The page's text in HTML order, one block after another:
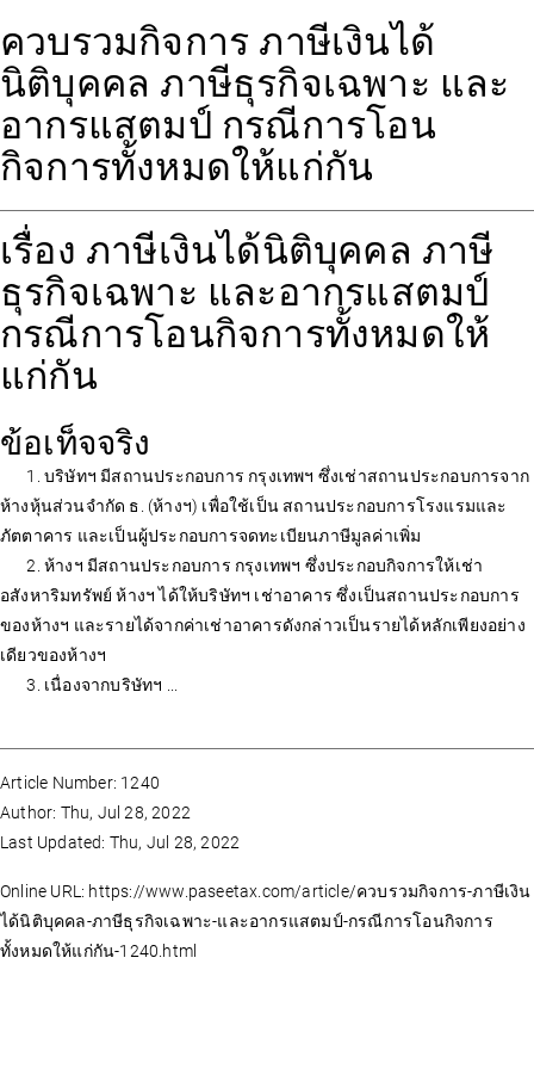
ควบรวมกิจการ ภาษีเงินได้
นิติบุคคล ภาษีธุรกิจเฉพาะ และ
อากรแสตมป์ กรณีการโอน
กิจการทั้งหมดให้แก่กัน
เรื่อง ภาษีเงินได้นิติบุคคล ภาษี
ธุรกิจเฉพาะ และอากรแสตมป์
กรณีการโอนกิจการทั้งหมดให้
แก่กัน
ข้อเท็จจริง
1. บริษัทฯ มีสถานประกอบการ กรุงเทพฯ ซึ่งเช่าสถานประกอบการจาก
ห้างหุ้นส่วนจำกัด ธ. (ห้างฯ) เพื่อใช้เป็น สถานประกอบการโรงแรมและ
ภัตตาคาร และเป็นผู้ประกอบการจดทะเบียนภาษีมูลค่าเพิ่ม
2. ห้างฯ มีสถานประกอบการ กรุงเทพฯ ซึ่งประกอบกิจการให้เช่า
อสังหาริมทรัพย์ ห้างฯ ได้ให้บริษัทฯ เช่าอาคาร ซึ่งเป็นสถานประกอบการ
ของห้างฯ และรายได้จากค่าเช่าอาคารดังกล่าวเป็นรายได้หลักเพียงอย่าง
เดียวของห้างฯ
3. เนื่องจากบริษัทฯ ...
Article Number: 1240
Author: Thu, Jul 28, 2022
Last Updated: Thu, Jul 28, 2022
Online URL: https://www.paseetax.com/article/ควบรวมกิจการ-ภาษีเงิน
ได้นิติบุคคล-ภาษีธุรกิจเฉพาะ-และอากรแสตมป์-กรณีการโอนกิจการ
ทั้งหมดให้แก่กัน-1240.html